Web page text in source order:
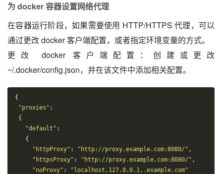
为 docker 容器设置网络代理
在容器运行阶段，如果需要使用 HTTP/HTTPS 代理，可以
通过更改 docker 客户端配置，或者指定环境变量的方式。
更改 docker 客户端配置：创建或更改
~/.docker/config.json，并在该文件中添加相关配置。
{
"proxies" :
{
"default" :
{
"httpProxy" : "http://proxy.example.com:8080/" ,
"httpsProxy" : "http://proxy.example.com:8080/" ,
"noProxy" :
"localhost,127.0.0.1,.example.com"